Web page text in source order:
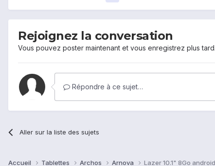
Rejoignez la conversation
Vous pouvez poster maintenant et vous enregistrez plus
Répondre à ce sujet…
Aller sur la liste des sujets
Accueil Tablettes Archos Arnova Lazer 10.1" 8Go